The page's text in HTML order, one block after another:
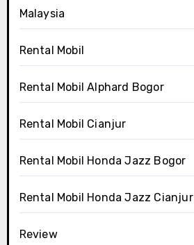
Malaysia
Rental Mobil
Rental Mobil Alphard Bogor
Rental Mobil Cianjur
Rental Mobil Honda Jazz Bogor
Rental Mobil Honda Jazz Cianjur
Review